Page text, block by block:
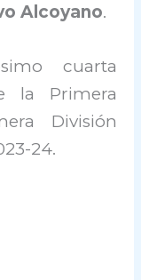
Alcoyano.
cuarta
la Primera
División
24.